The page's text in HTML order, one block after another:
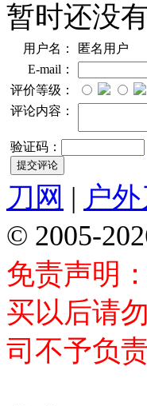
暂时还没
用户名：
匿名用户
E-mail：
评价等级：
评论内容：
验证码：
刀网 | 户
© 2005-
免责声明
买以后请
司不予负责